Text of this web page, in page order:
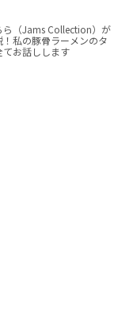
ら（Jams Collection）が
！私の豚骨ラーメンのタ
てお話しします